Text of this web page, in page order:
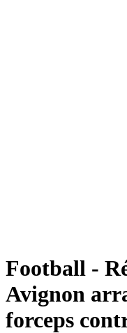
Football -
Avignon
forceps